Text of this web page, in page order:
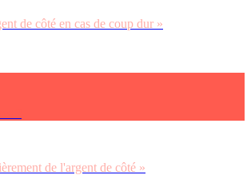
de côté en cas de coup dur »
de l'argent de côté »